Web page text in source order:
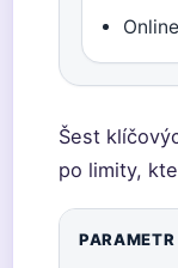
Šest
po limity,
PARAMETR